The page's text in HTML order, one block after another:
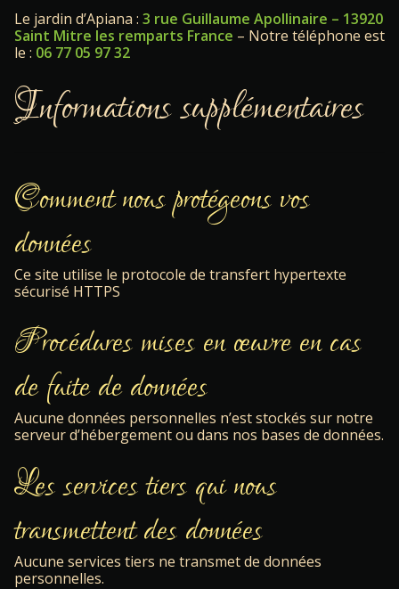
Le jardin d’Apiana : 3 rue Guillaume Apollinaire – 13920
Saint Mitre les remparts France – Notre téléphone est
le : 06 77 05 97 32
Informations supplémentaires
Comment nous protégeons vos
données
Ce site utilise le protocole de transfert hypertexte
sécurisé HTTPS
Procédures mises en œuvre en cas
de fuite de données
Aucune données personnelles n’est stockés sur notre
serveur d’hébergement ou dans nos bases de données.
Les services tiers qui nous
transmettent des données
Aucune services tiers ne transmet de données
personnelles.